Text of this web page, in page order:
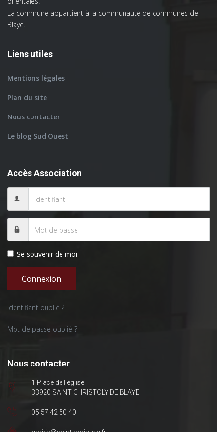
La commune appartient à la communauté de communes de
Blaye.
Liens utiles
Mentions légales
Plan du site
Nous contacter
Le blog Sud Ouest
Accès Association
Se souvenir de moi
Connexion
Identifiant oublié ?
Mot de passe oublié ?
Nous contacter
1 Place de l'église
33920 SAINT CHRISTOLY DE BLAYE
05 57 42 50 40